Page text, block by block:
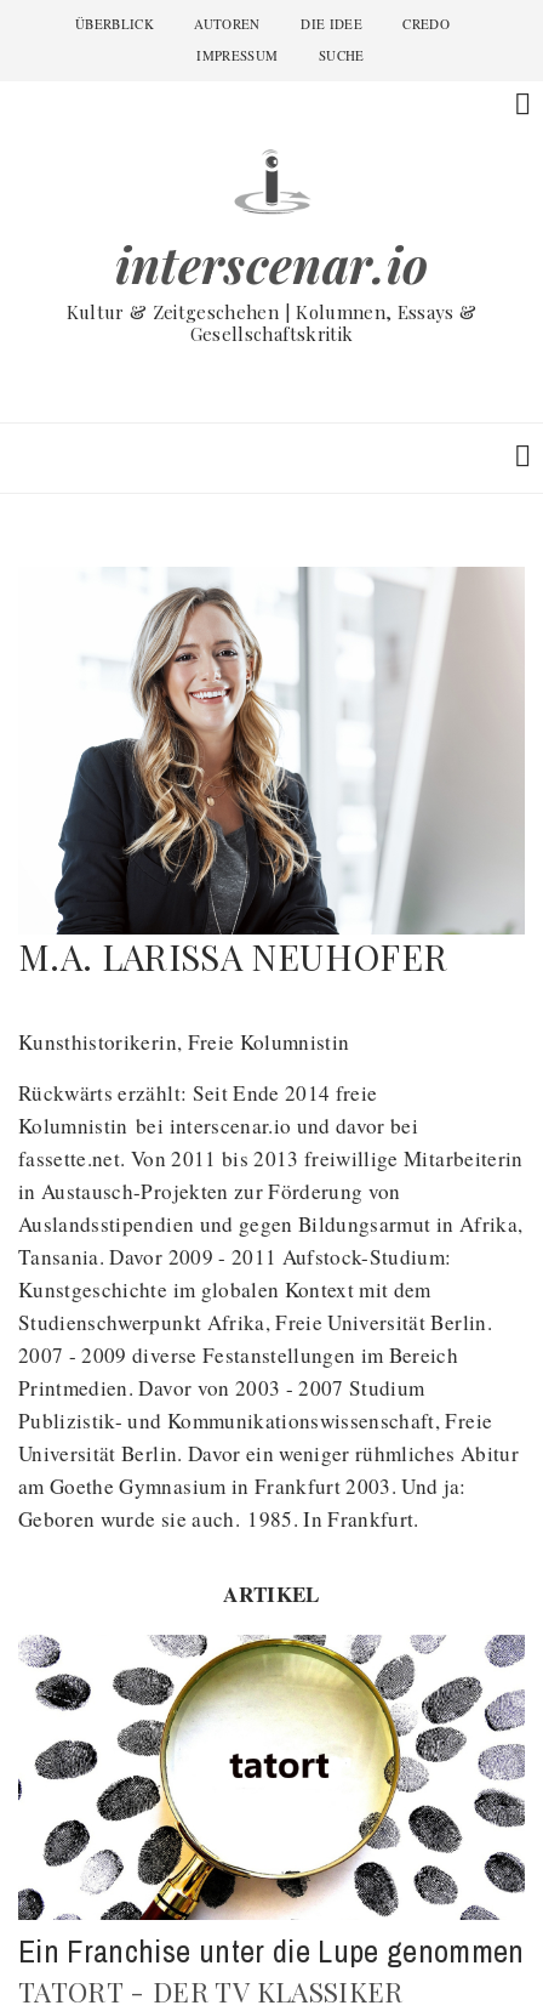
ÜBERBLICK AUTOREN DIE IDEE
CREDO
IMPRESSUM
SUCHE
interscenar.io
Kultur & Zeitgeschehen | Kolumnen, Essays &
Gesellschaftskritik
M.A. LARISSA NEUHOFER
Kunsthistorikerin, Freie Kolumnistin
Rückwärts erzählt: Seit Ende 2014 freie
Kolumnistin bei interscenar.io und davor bei
fassette.net. Von 2011 bis 2013 freiwillige Mitarbeiterin
in Austausch-Projekten zur Förderung von
Auslandsstipendien und gegen Bildungsarmut in Afrika,
Tansania. Davor 2009 - 2011 Aufstock-Studium:
Kunstgeschichte im globalen Kontext mit dem
Studienschwerpunkt Afrika, Freie Universität Berlin.
2007 - 2009 diverse Festanstellungen im Bereich
Printmedien. Davor von 2003 - 2007 Studium
Publizistik- und Kommunikationswissenschaft, Freie
Universität Berlin. Davor ein weniger rühmliches Abitur
am Goethe Gymnasium in Frankfurt 2003. Und ja:
Geboren wurde sie auch. 1985. In Frankfurt.
ARTIKEL
Ein Franchise unter die Lupe genommen
TATORT - DER TV KLASSIKER